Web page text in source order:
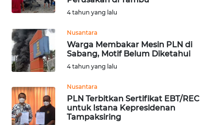
4 tahun yang lalu
Nusantara
Warga Membakar Mesin PLN di
Sabang, Motif Belum Diketahui
4 tahun yang lalu
Nusantara
PLN Terbitkan Sertifikat EBT/REC
untuk Istana Kepresidenan
Tampaksiring
PAPUA
WN
PAPUA
WN
RIAU